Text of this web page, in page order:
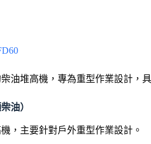
油堆高機，專為重型作業設計，
油）
，主要針對戶外重型作業設計。